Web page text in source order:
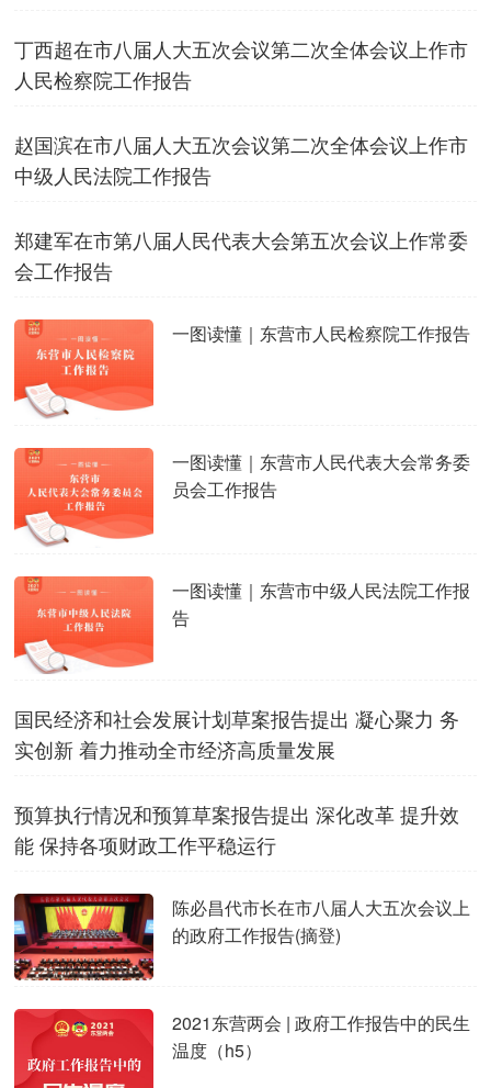
丁西超在市八届人大五次会议第二次全体会议上作市
人民检察院工作报告
赵国滨在市八届人大五次会议第二次全体会议上作市
中级人民法院工作报告
郑建军在市第八届人民代表大会第五次会议上作常委
会工作报告
一图读懂｜东营市人民检察院工作报告
一图读懂｜东营市人民代表大会常务委
员会工作报告
一图读懂｜东营市中级人民法院工作报
告
国民经济和社会发展计划草案报告提出 凝心聚力 务
实创新 着力推动全市经济高质量发展
预算执行情况和预算草案报告提出 深化改革 提升效
能 保持各项财政工作平稳运行
陈必昌代市长在市八届人大五次会议上
的政府工作报告(摘登)
2021东营两会 | 政府工作报告中的民生
温度（h5）